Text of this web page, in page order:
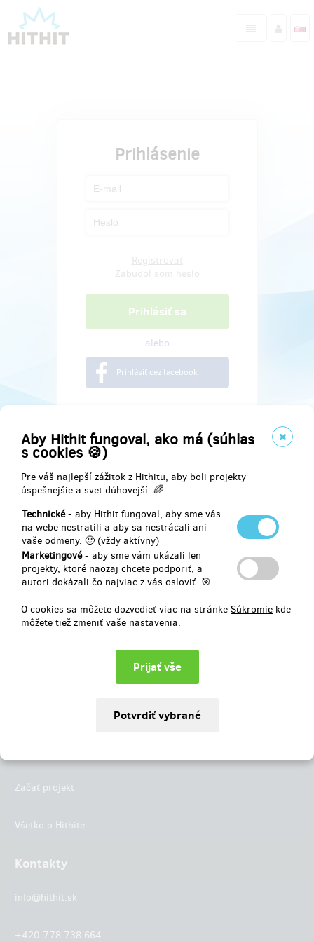
Aby Hithit fungoval, ako má (súhlas
s cookies 🍪)
Pre váš najlepší zážitok z Hithitu, aby boli projekty
úspešnejšie a svet dúhovejší. 🌈
Technické- aby Hithit fungoval, aby sme vás
na webe nestratili a aby sa nestrácali ani
vaše odmeny. 🙂 (vždy aktívny)
Marketingové- aby sme vám ukázali len
projekty, ktoré naozaj chcete podporiť, a
autori dokázali čo najviac z vás osloviť. 🎯
O cookies sa môžete dozvedieť viac na stránke Súkromie kde
môžete tiež zmeniť vaše nastavenia.
Prihlásenie
alebo
Prihlásiť cez facebook
Najdete nás na
Začať projekt
Všetko o Hithite
Kontakty
info@hithit.sk
+420 778 738 664